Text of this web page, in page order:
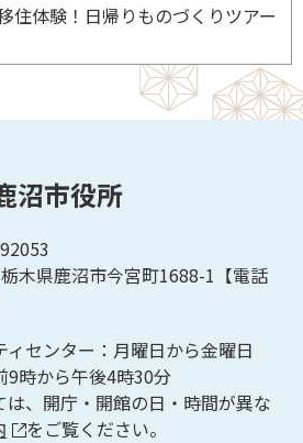
住体験！日帰りものづくりツアー
沼市役所
栃木県鹿沼市今宮町1688-1【電話
センター：月曜日から金曜日
9時から午後4時30分
は、開庁・開館の日・時間が異な
をご覧ください。